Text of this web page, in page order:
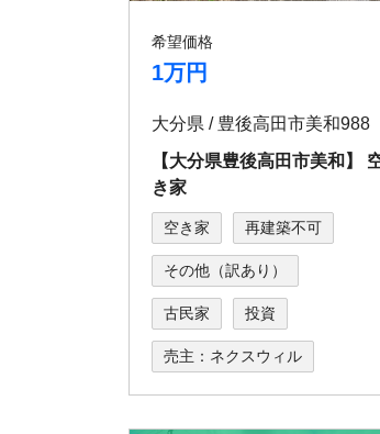
希望価格
1万円
大分県 / 豊後⾼⽥市美和988
【⼤分県豊後⾼⽥市美和】
き家
空き家 再建築不可
その他（訳あり）
古民家 投資
売主：ネクスウィル